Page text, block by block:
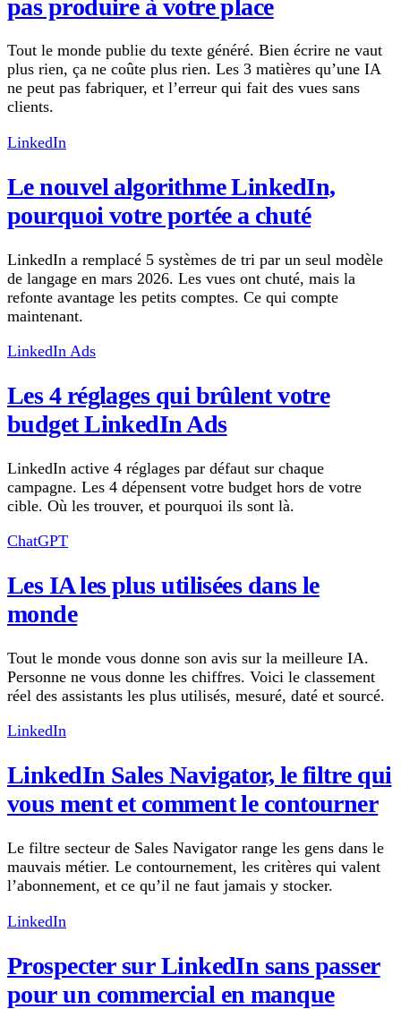
pas produire à votre place
Tout le monde publie du texte généré. Bien écrire ne vaut
plus rien, ça ne coûte plus rien. Les 3 matières qu’une IA
ne peut pas fabriquer, et l’erreur qui fait des vues sans
clients.
LinkedIn
Le nouvel algorithme LinkedIn,
pourquoi votre portée a chuté
LinkedIn a remplacé 5 systèmes de tri par un seul modèle
de langage en mars 2026. Les vues ont chuté, mais la
refonte avantage les petits comptes. Ce qui compte
maintenant.
LinkedIn Ads
Les 4 réglages qui brûlent votre
budget LinkedIn Ads
LinkedIn active 4 réglages par défaut sur chaque
campagne. Les 4 dépensent votre budget hors de votre
cible. Où les trouver, et pourquoi ils sont là.
ChatGPT
Les IA les plus utilisées dans le
monde
Tout le monde vous donne son avis sur la meilleure IA.
Personne ne vous donne les chiffres. Voici le classement
réel des assistants les plus utilisés, mesuré, daté et sourcé.
LinkedIn
LinkedIn Sales Navigator, le filtre qui
vous ment et comment le contourner
Le filtre secteur de Sales Navigator range les gens dans le
mauvais métier. Le contournement, les critères qui valent
l’abonnement, et ce qu’il ne faut jamais y stocker.
LinkedIn
Prospecter sur LinkedIn sans passer
pour un commercial en manque